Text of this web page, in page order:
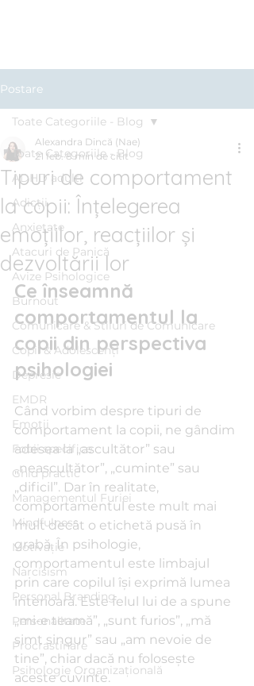
Postare
Toate Categoriile - Blog
ADHD adulți
Adicții
Anxietate
Atacuri de Panică
Avize Psihologice
Burnout
Comunicare & Stiluri de Comunicare
Copii & Adolescenți
Depresie
EMDR
Emoții
Fobii specifice
Ghid practic
Managementul Furiei
Mindfulness
Motivație
Narcisism
Personal Branding
Personalitate
Procrastinare
Psihologie Organizațională
Toate Categoriile - Blog
Tipuri de comportament
la copii: Înțelegerea
emoțiilor, reacțiilor și
dezvoltării lor
Alexandra Dincă (Nae)
21 feb. 8 min de citit
Ce înseamnă
comportamentul la
copii din perspectiva
psihologiei
Când vorbim despre tipuri de
comportament la copii, ne gândim
adesea la „ascultător” sau
„neascultător”, „cuminte” sau
„dificil”. Dar în realitate,
comportamentul este mult mai
mult decât o etichetă pusă în
grabă. În psihologie,
comportamentul este limbajul
prin care copilul își exprimă lumea
interioară. Este felul lui de a spune
„mi-e teamă”, „sunt furios”, „mă
simt singur” sau „am nevoie de
tine”, chiar dacă nu folosește
aceste cuvinte.